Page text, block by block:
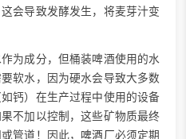
会导致发酵发生，将麦芽汁变
为成分，但桶装啤酒使用的水
软水，因为硬水会导致大多数
钙）在生产过程中使用的设备
不加以控制，这些矿物质最终
管道！因此， 啤酒厂必须定期